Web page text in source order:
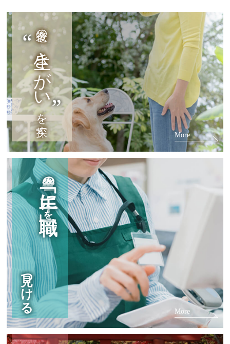
老後の
生きがい
を探す
More
老後の
「手に職」
を
見つける
More